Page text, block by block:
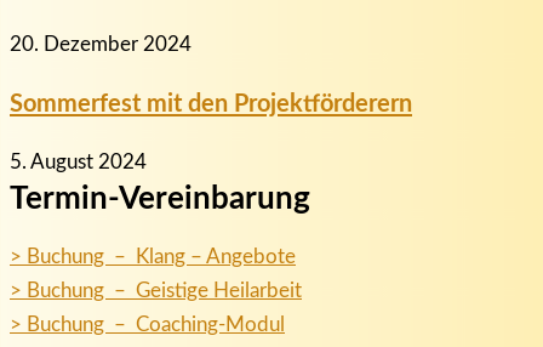
20. Dezember 2024
Sommerfest mit den Projektförderern
5. August 2024
Termin-Vereinbarung
> Buchung – Klang – Angebote
> Buchung – Geistige Heilarbeit
> Buchung – Coaching-Modul